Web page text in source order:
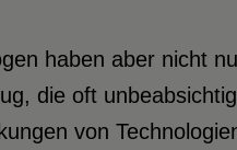
haben aber nicht
die oft
von